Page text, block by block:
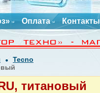
Оплата Контакты
Tecno
титановый